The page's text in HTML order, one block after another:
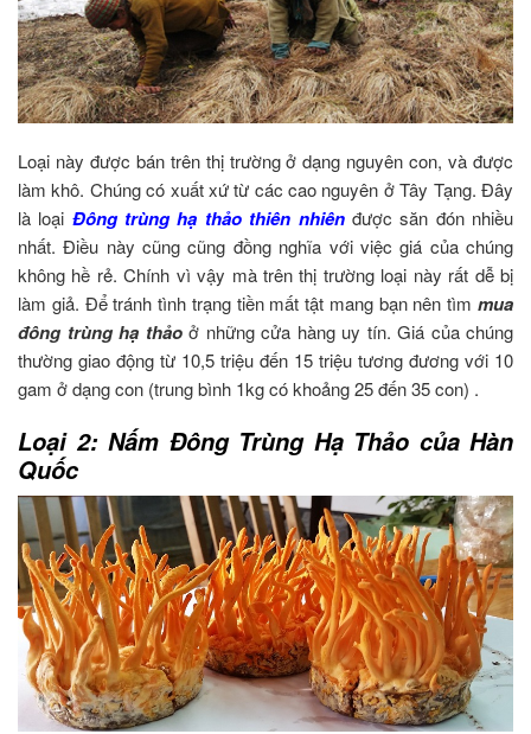
Loại này được bán trên thị trường ở dạng nguyên con, và được
làm khô. Chúng có xuất xứ từ các cao nguyên ở Tây Tạng. Đây
là loại Đông trùng hạ thảo thiên nhiênđược săn đón nhiều
nhất. Điều này cũng cũng đồng nghĩa với việc giá của chúng
không hề rẻ. Chính vì vậy mà trên thị trường loại này rất dễ bị
làm giả. Để tránh tình trạng tiền mất tật mang bạn nên tìm mua
đông trùng hạ thảoở những cửa hàng uy tín. Giá của chúng
thường giao động từ 10,5 triệu đến 15 triệu tương đương với 10
gam ở dạng con (trung bình 1kg có khoảng 25 đến 35 con) .
Loại 2: Nấm Đông Trùng Hạ Thảo của Hàn
Quốc